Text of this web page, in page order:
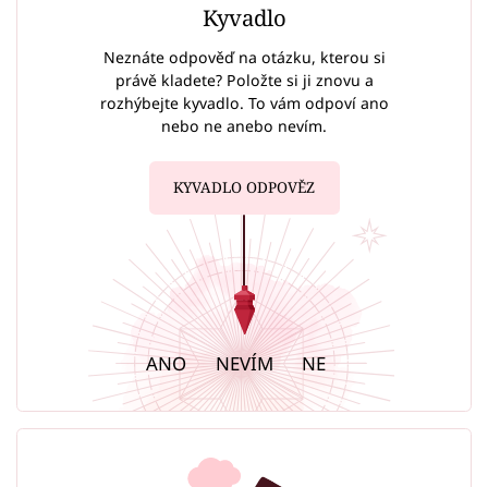
Kyvadlo
Neznáte odpověď na otázku, kterou si
právě kladete? Položte si ji znovu a
rozhýbejte kyvadlo. To vám odpoví ano
nebo ne anebo nevím.
KYVADLO ODPOVĚZ
ANO NEVÍM NE